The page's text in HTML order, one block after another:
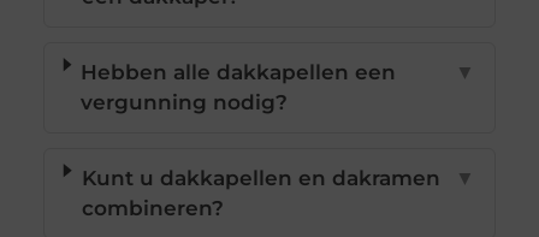
Hebben alle dakkapellen een
vergunning nodig?
▼
Kunt u dakkapellen en dakramen
combineren?
▼